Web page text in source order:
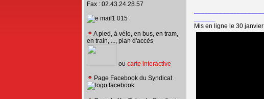
Fax : 02.43.24.28.57
A pied, à vélo, en bus, en tram,
en train, ..., plan d'accès
ou carte interactive
Page Facebook du Syndicat
Mis en ligne le 30 janvier